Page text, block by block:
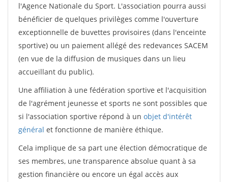
l'Agence Nationale du Sport. L'association pourra aussi
bénéficier de quelques privilèges comme l'ouverture
exceptionnelle de buvettes provisoires (dans l'enceinte
sportive) ou un paiement allégé des redevances SACEM
(en vue de la diffusion de musiques dans un lieu
accueillant du public).
Une affiliation à une fédération sportive et l'acquisition
de l'agrément jeunesse et sports ne sont possibles que
si l'association sportive répond à un objet d'intérêt
général et fonctionne de manière éthique.
Cela implique de sa part une élection démocratique de
ses membres, une transparence absolue quant à sa
gestion financière ou encore un égal accès aux